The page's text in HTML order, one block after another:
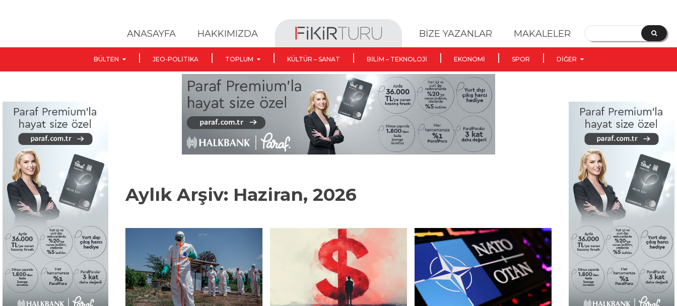
ANASAYFA HAKKIMIZDA BİZE YAZANLAR MAKALELER
BÜLTEN JEO-POLITIKA TOPLUM KÜLTÜR – SANAT BILIM – TEKNOLOJI EKONOMI SPOR DIĞER
Aylık Arşiv: Haziran, 2026